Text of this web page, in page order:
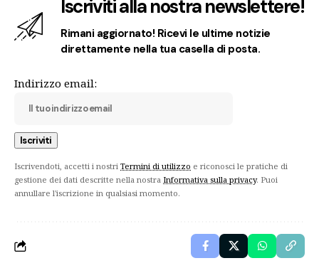
Iscriviti alla nostra newslettere!
Rimani aggiornato! Ricevi le ultime notizie
direttamente nella tua casella di posta.
Indirizzo email:
Iscrivendoti, accetti i nostri Termini di utilizzo e riconosci le pratiche di
gestione dei dati descritte nella nostra Informativa sulla privacy. Puoi
annullare l'iscrizione in qualsiasi momento.